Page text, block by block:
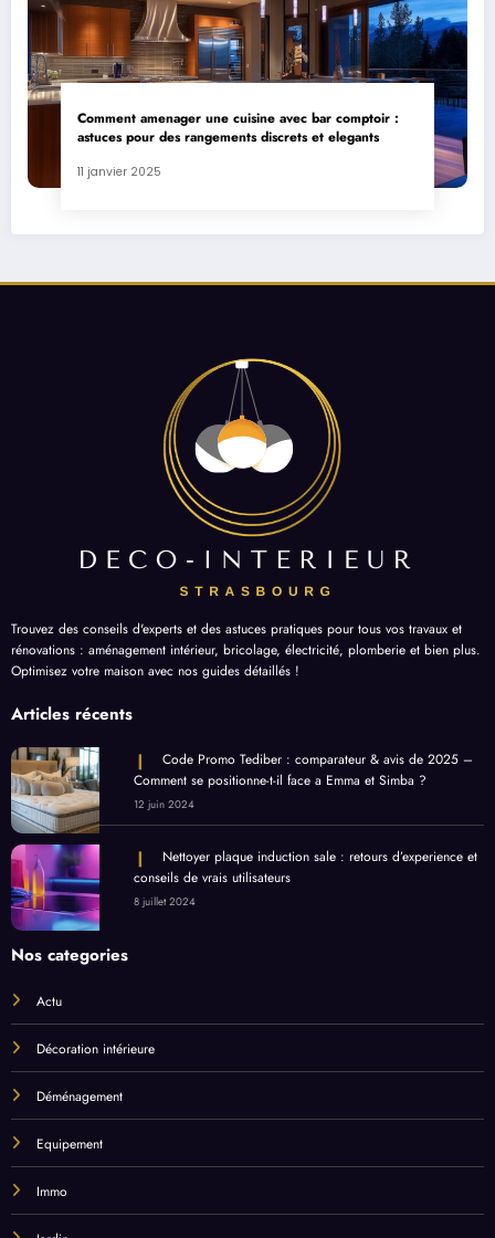
Comment amenager une cuisine avec bar comptoir :
astuces pour des rangements discrets et elegants
11 janvier 2025
Trouvez des conseils d'experts et des astuces pratiques pour tous vos travaux et
rénovations : aménagement intérieur, bricolage, électricité, plomberie et bien plus.
Optimisez votre maison avec nos guides détaillés !
Articles récents
Code Promo Tediber : comparateur & avis de 2025 –
Comment se positionne-t-il face a Emma et Simba ?
12 juin 2024
Nettoyer plaque induction sale : retours d’experience et
conseils de vrais utilisateurs
8 juillet 2024
Nos categories
Actu
Décoration intérieure
Déménagement
Equipement
Immo